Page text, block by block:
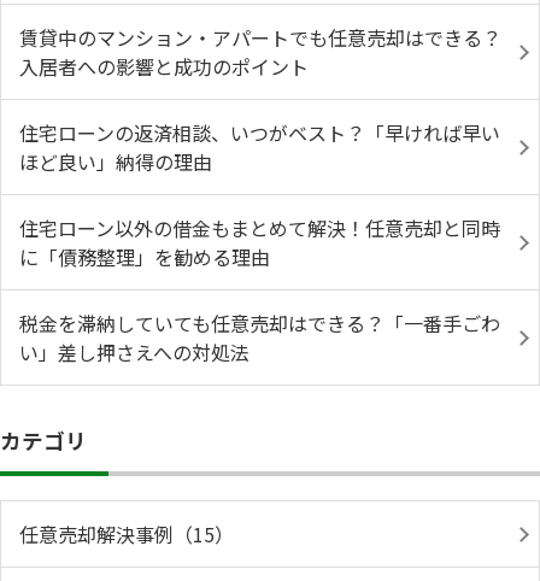
賃貸中のマンション・アパートでも任意売却はできる？
入居者への影響と成功のポイント
住宅ローンの返済相談、いつがベスト？「早ければ早い
ほど良い」納得の理由
住宅ローン以外の借金もまとめて解決！任意売却と同時
に「債務整理」を勧める理由
税金を滞納していても任意売却はできる？「一番手ごわ
い」差し押さえへの対処法
カテゴリ
任意売却解決事例（15）